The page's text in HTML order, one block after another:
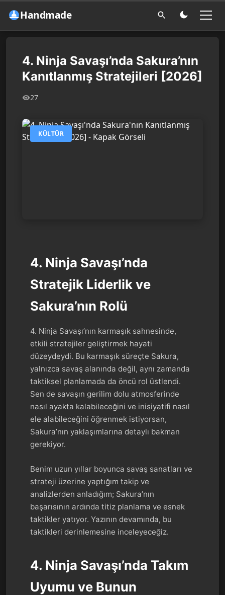
Handmade
4. Ninja Savaşı’nda Sakura’nın
Kanıtlanmış Stratejileri [2026]
27
KÜLTÜR
4. Ninja Savaşı’nda
Stratejik Liderlik ve
Sakura’nın Rolü
4. Ninja Savaşı’nın karmaşık sahnesinde,
etkili stratejiler geliştirmek hayati
düzeydeydi. Bu karmaşık süreçte Sakura,
yalnızca savaş alanında değil, aynı zamanda
taktiksel planlamada da öncü rol üstlendi.
Sen de savaşın gerilim dolu atmosferinde
nasıl ayakta kalabileceğini ve inisiyatifi nasıl
ele alabileceğini öğrenmek istiyorsan,
Sakura’nın yaklaşımlarına detaylı bakman
gerekiyor.
Benim uzun yıllar boyunca savaş sanatları ve
strateji üzerine yaptığım takip ve
analizlerden anladığım; Sakura’nın
başarısının ardında titiz planlama ve esnek
taktikler yatıyor. Yazının devamında, bu
taktikleri derinlemesine inceleyeceğiz.
4. Ninja Savaşı’nda Takım
Uyumu ve Bunun